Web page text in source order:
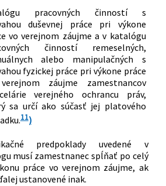
pracovných činností s
duševnej práce pri výkone
vo verejnom záujme a v katalógu
činností remeselných,
alebo manipulačných s
fyzickej práce pri výkone práce
záujme zamestnancov
verejného ochrancu práv,
sa určí ako súčasť jej platového
11)
predpoklady uvedené v
musí zamestnanec spĺňať po celý
práce vo verejnom záujme, ak
ustanovené inak.